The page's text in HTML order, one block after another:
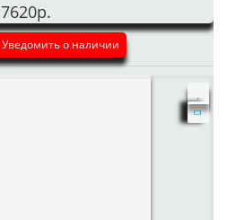
7620р.
Уведомить о наличии